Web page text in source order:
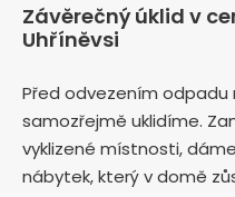
Závěrečný úklid v
Uhříněvsi
Před odvezením odpadu
samozřejmě uklidíme.
vyklizené místnosti,
nábytek, který v domě